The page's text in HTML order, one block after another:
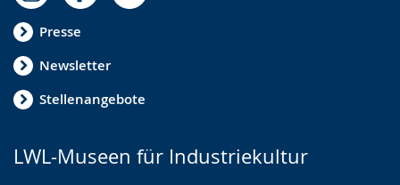
Presse
Newsletter
Stellenangebote
LWL-Museen für Industriekultur